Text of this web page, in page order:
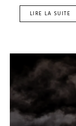
LIRE LA SUITE